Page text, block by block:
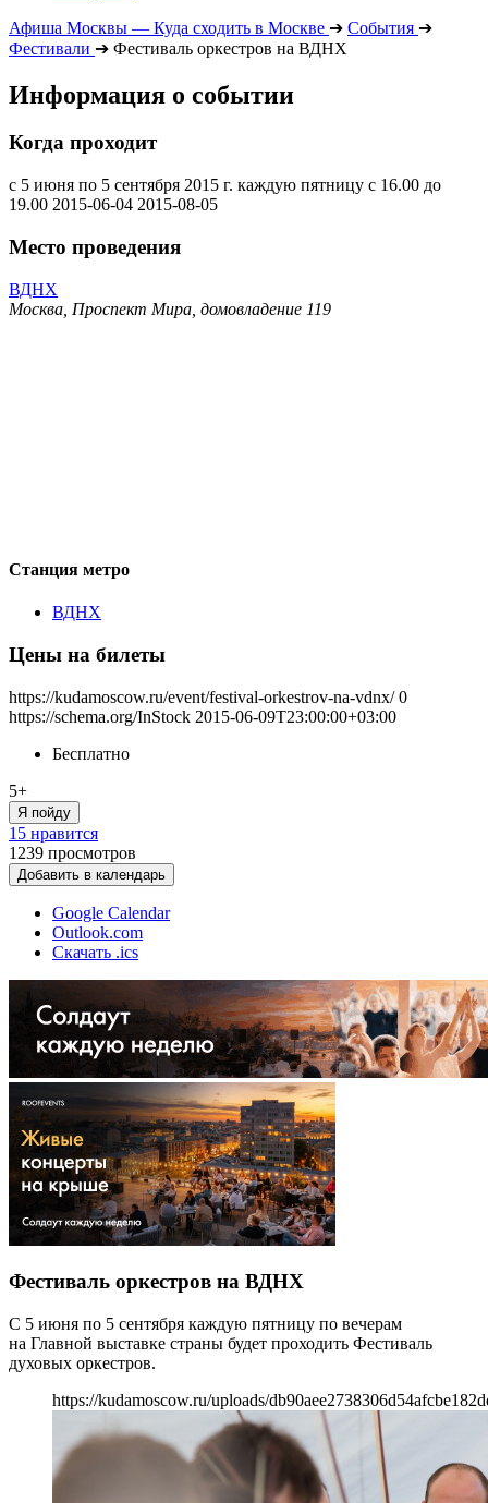
Афиша Москвы — Куда сходить в Москве ➔ События ➔
Фестивали ➔ Фестиваль оркестров на ВДНХ
Информация о событии
Когда проходит
с 5 июня по 5 сентября 2015 г. каждую пятницу с 16.00 до
19.00 2015-06-04 2015-08-05
Место проведения
ВДНХ
Москва, Проспект Мира, домовладение 119
Станция метро
ВДНХ
Цены на билеты
https://kudamoscow.ru/event/festival-orkestrov-na-vdnx/ 0
https://schema.org/InStock 2015-06-09T23:00:00+03:00
Бесплатно
5+
Я пойду
15 нравится
1239 просмотров
Добавить в календарь
Google Calendar
Outlook.com
Скачать .ics
Фестиваль оркестров на ВДНХ
С 5 июня по 5 сентября каждую пятницу по вечерам
на Главной выставке страны будет проходить Фестиваль
духовых оркестров.
https://kudamoscow.ru/uploads/